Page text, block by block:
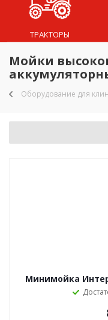
ТРАКТОРЫ
Мойки
Оборудование для
Минимойка